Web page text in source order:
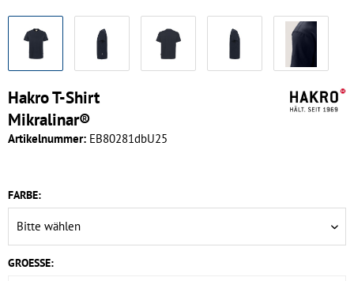
Hakro T-Shirt
Mikralinar®
Artikelnummer: EB80281dbU25
FARBE:
GROESSE: